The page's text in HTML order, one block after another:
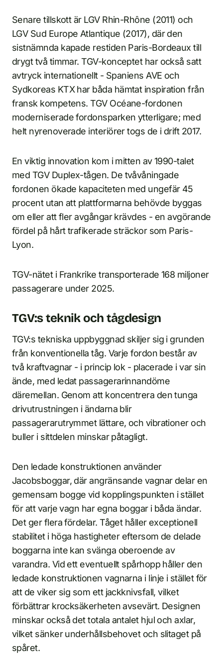
Senare tillskott är LGV Rhin-Rhône (2011) och
LGV Sud Europe Atlantique (2017), där den
sistnämnda kapade restiden Paris-Bordeaux till
drygt två timmar. TGV-konceptet har också satt
avtryck internationellt - Spaniens AVE och
Sydkoreas KTX har båda hämtat inspiration från
fransk kompetens. TGV Océane-fordonen
moderniserade fordonsparken ytterligare; med
helt nyrenoverade interiörer togs de i drift 2017.
En viktig innovation kom i mitten av 1990-talet
med TGV Duplex-tågen. De tvåvåningade
fordonen ökade kapaciteten med ungefär 45
procent utan att plattformarna behövde byggas
om eller att fler avgångar krävdes - en avgörande
fördel på hårt trafikerade sträckor som Paris-
Lyon.
TGV-nätet i Frankrike transporterade 168 miljoner
passagerare under 2025.
TGV:s teknik och tågdesign
TGV:s tekniska uppbyggnad skiljer sig i grunden
från konventionella tåg. Varje fordon består av
två kraftvagnar - i princip lok - placerade i var sin
ände, med ledat passagerarinnandöme
däremellan. Genom att koncentrera den tunga
drivutrustningen i ändarna blir
passagerarutrymmet lättare, och vibrationer och
buller i sittdelen minskar påtagligt.
Den ledade konstruktionen använder
Jacobsboggar, där angränsande vagnar delar en
gemensam bogge vid kopplingspunkten i stället
för att varje vagn har egna boggar i båda ändar.
Det ger flera fördelar. Tåget håller exceptionell
stabilitet i höga hastigheter eftersom de delade
boggarna inte kan svänga oberoende av
varandra. Vid ett eventuellt spårhopp håller den
ledade konstruktionen vagnarna i linje i stället för
att de viker sig som ett jackknivsfall, vilket
förbättrar krocksäkerheten avsevärt. Designen
minskar också det totala antalet hjul och axlar,
vilket sänker underhållsbehovet och slitaget på
spåret.